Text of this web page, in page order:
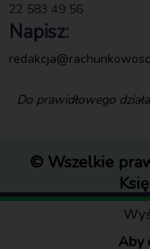
Aby
22 583 49 56
Napisz:
Do prawidłowego
© Wszelkie